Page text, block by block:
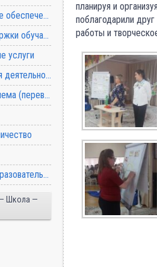
Материально-техническое обеспечение и оснащенность образовательного процесса
Стипендии и меры поддержки обучающихся
услуги
Финансово-хозяйственная деятельность
Вакантные места для приема (перевода) обучающихся
Организация питания в образовательной организации
Школа —
планируя и
поблагодарили
работы и